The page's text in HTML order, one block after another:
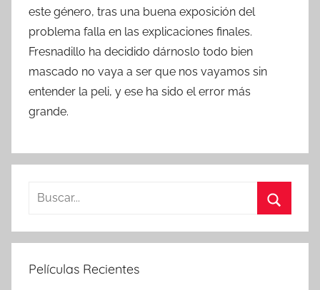
este género, tras una buena exposición del
problema falla en las explicaciones finales.
Fresnadillo ha decidido dárnoslo todo bien
mascado no vaya a ser que nos vayamos sin
entender la peli, y ese ha sido el error más
grande.
s
a
u
Películas Recientes